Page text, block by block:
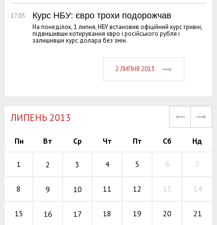
17:05 Курс НБУ: євро трохи подорожчав
На понеділок, 1 липня, НБУ встановив офіційний курс гривні,
підвищивши котирування євро і російського рубля і
залишивши курс долара без змін.
2 ЛИПНЯ 2013
ЛИПЕНЬ 2013
Пн Вт Ср Чт Пт Сб Нд
1 2 3 4 5 6 7
8 9 10 11 12 13 14
15 16 17 18 19 20 21